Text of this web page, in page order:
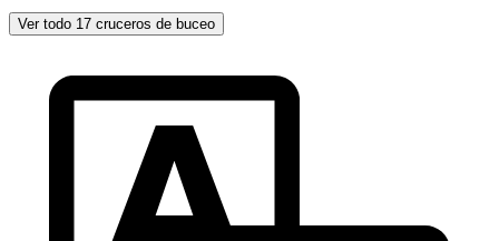
Ver todo 17 cruceros de buceo